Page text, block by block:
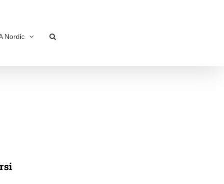
Nordic